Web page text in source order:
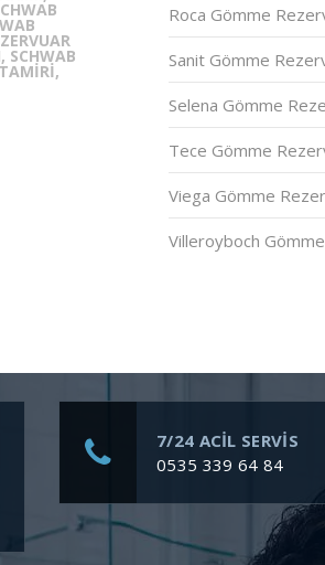
SCHWAB
Roca Gömme
Sanit Gömme
Selena Gömme
Tece Gömme
Viega Gömme
Villeroyboch
7/24 ACİL SERVİS
0535 339 64 84